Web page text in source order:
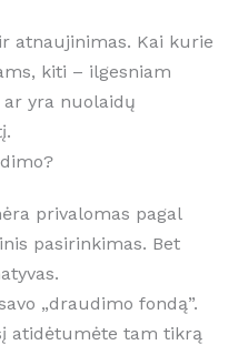
atnaujinimas. Kai kurie
kiti – ilgesniam
yra nuolaidų
privalomas pagal
pasirinkimas. Bet
„draudimo fondą”.
atidėtumėte tam tikrą